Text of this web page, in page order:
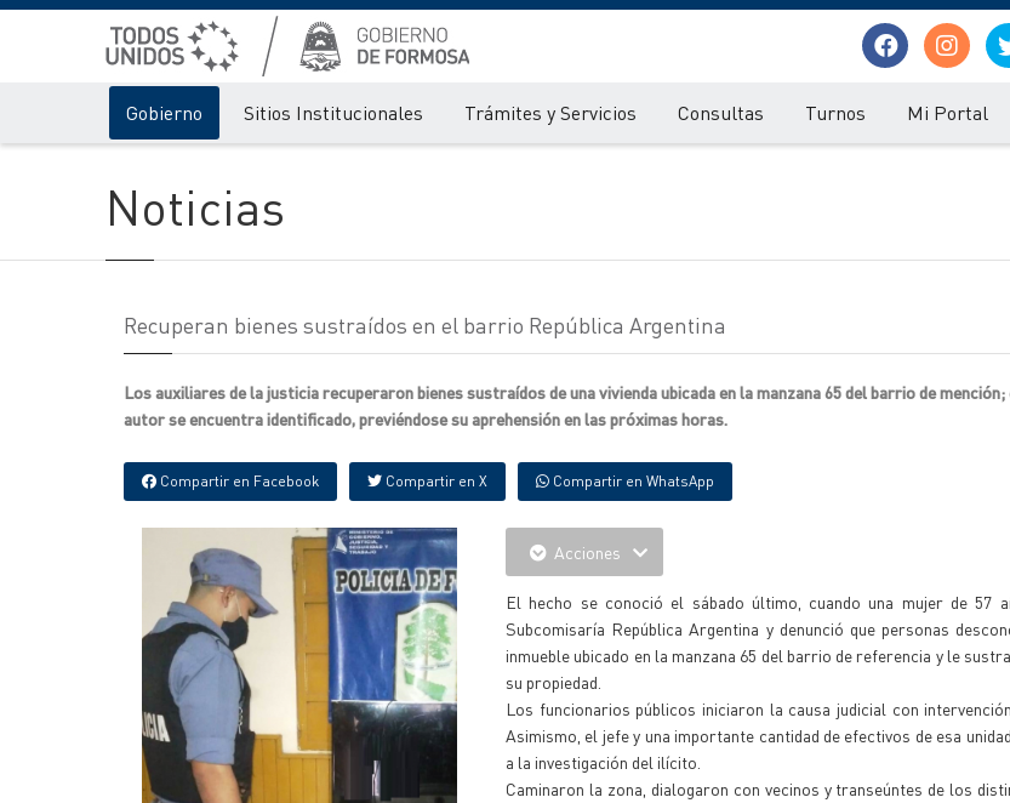
Gobierno Sitios Institucionales Trámites y Servicios Consultas Turnos Mi Portal
Noticias
Recuperan bienes sustraídos en el barrio República Argentina
Los auxiliares de la justicia recuperaron bienes sustraídos de una vivienda ubicada en la manzana 65 del barrio de
autor se encuentra identificado, previéndose su aprehensión en las próximas horas.
Compartir en Facebook Compartir en X Compartir en WhatsApp
Acciones
El hecho se conoció el sábado último, cuando una mujer de 57
Subcomisaría República Argentina y denunció que personas
inmueble ubicado en la manzana 65 del barrio de referencia y le
su propiedad.
Los funcionarios públicos iniciaron la causa judicial con
Asimismo, el jefe y una importante cantidad de efectivos de esa
a la investigación del ilícito.
Caminaron la zona, dialogaron con vecinos y transeúntes de los